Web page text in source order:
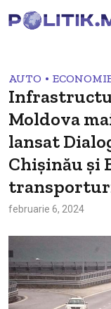
AUTO •
Moldova
lansat
Chișinău și
februarie 6, 2024